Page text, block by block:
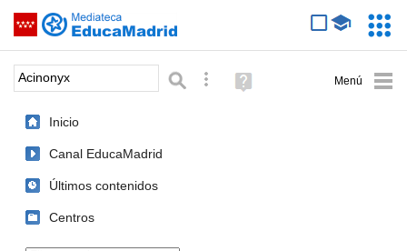
Saltar navegación
Palabra o frase: Búsqueda avanzada
Ayuda
(en
Inicio
Canal EducaMadrid
Últimos contenidos
Centros